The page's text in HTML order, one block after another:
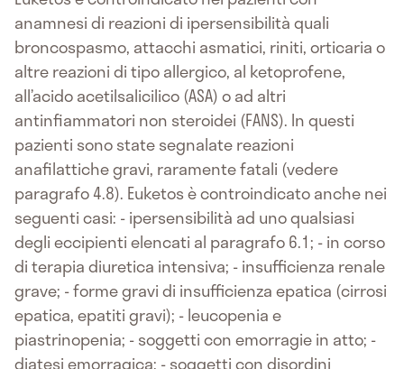
anamnesi di reazioni di ipersensibilità quali
broncospasmo, attacchi asmatici, riniti, orticaria o
altre reazioni di tipo allergico, al ketoprofene,
all’acido acetilsalicilico (ASA) o ad altri
antinfiammatori non steroidei (FANS). In questi
pazienti sono state segnalate reazioni
anafilattiche gravi, raramente fatali (vedere
paragrafo 4.8). Euketos è controindicato anche nei
seguenti casi: - ipersensibilità ad uno qualsiasi
degli eccipienti elencati al paragrafo 6.1; - in corso
di terapia diuretica intensiva; - insufficienza renale
grave; - forme gravi di insufficienza epatica (cirrosi
epatica, epatiti gravi); - leucopenia e
piastrinopenia; - soggetti con emorragie in atto; -